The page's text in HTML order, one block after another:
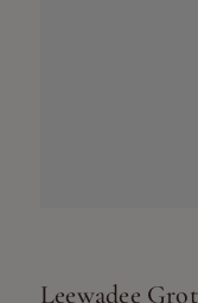
Leewadee